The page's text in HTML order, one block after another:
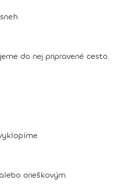
do nej pripravené cesto.
orieškovým.